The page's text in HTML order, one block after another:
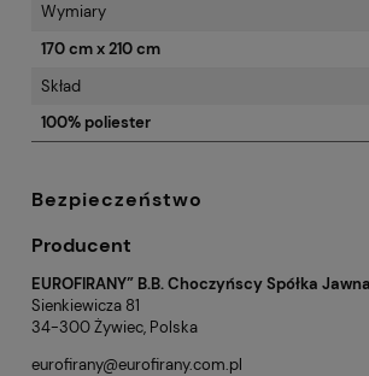
Wymiary
170 cm x 210 cm
Skład
100% poliester
Bezpieczeństwo
Producent
EUROFIRANY” B.B. Choczyńscy Spółka Jawna
Sienkiewicza 81
34-300 Żywiec, Polska
eurofirany@eurofirany.com.pl